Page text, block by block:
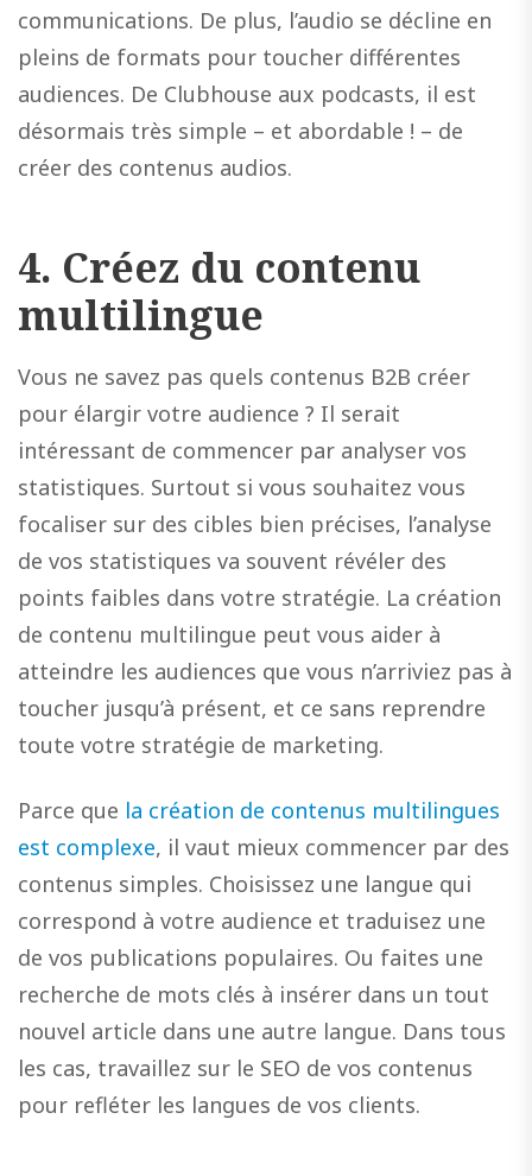
communications. De plus, l’audio se décline en
pleins de formats pour toucher différentes
audiences. De Clubhouse aux podcasts, il est
désormais très simple – et abordable ! – de
créer des contenus audios.
4. Créez du contenu
multilingue
Vous ne savez pas quels contenus B2B créer
pour élargir votre audience ? Il serait
intéressant de commencer par analyser vos
statistiques. Surtout si vous souhaitez vous
focaliser sur des cibles bien précises, l’analyse
de vos statistiques va souvent révéler des
points faibles dans votre stratégie. La création
de contenu multilingue peut vous aider à
atteindre les audiences que vous n’arriviez pas à
toucher jusqu’à présent, et ce sans reprendre
toute votre stratégie de marketing.
Parce que la création de contenus multilingues
est complexe, il vaut mieux commencer par des
contenus simples. Choisissez une langue qui
correspond à votre audience et traduisez une
de vos publications populaires. Ou faites une
recherche de mots clés à insérer dans un tout
nouvel article dans une autre langue. Dans tous
les cas, travaillez sur le SEO de vos contenus
pour refléter les langues de vos clients.